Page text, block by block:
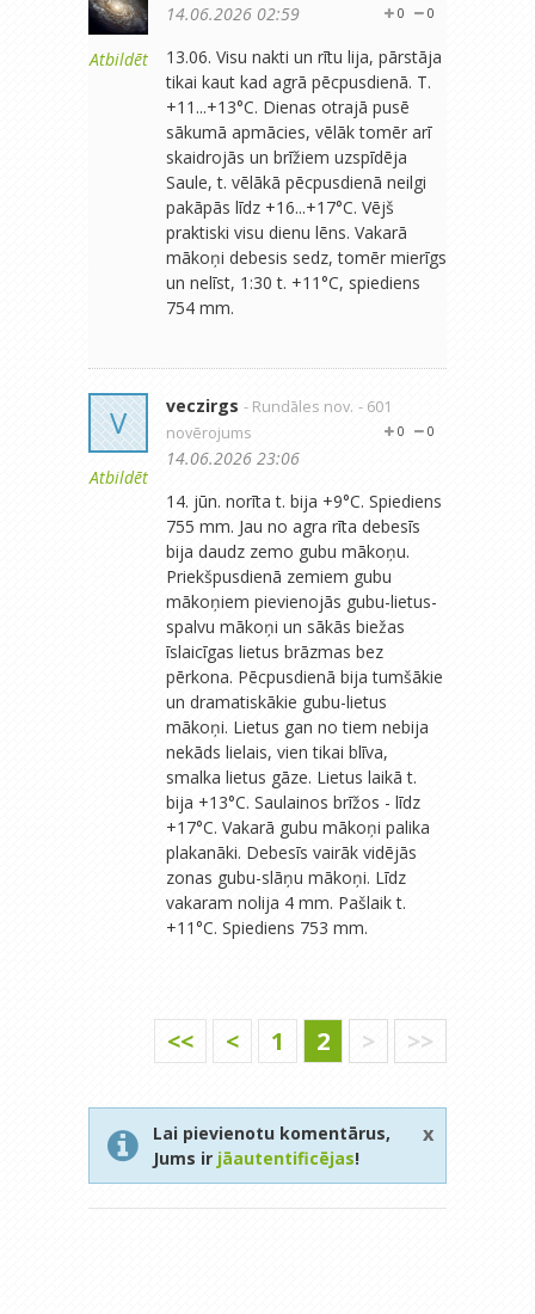
Atbildēt
0
0
14.06.2026 02:59
13.06. Visu nakti un rītu lija, pārstāja
tikai kaut kad agrā pēcpusdienā. T.
+11...+13°C. Dienas otrajā pusē
sākumā apmācies, vēlāk tomēr arī
skaidrojās un brīžiem uzspīdēja
Saule, t. vēlākā pēcpusdienā neilgi
pakāpās līdz +16...+17°C. Vējš
praktiski visu dienu lēns. Vakarā
mākoņi debesis sedz, tomēr mierīgs
un nelīst, 1:30 t. +11°C, spiediens
754 mm.
V
Atbildēt
veczirgs - Rundāles nov. - 601
novērojums
0
0
14.06.2026 23:06
14. jūn. norīta t. bija +9°C. Spiediens
755 mm. Jau no agra rīta debesīs
bija daudz zemo gubu mākoņu.
Priekšpusdienā zemiem gubu
mākoņiem pievienojās gubu-lietus-
spalvu mākoņi un sākās biežas
īslaicīgas lietus brāzmas bez
pērkona. Pēcpusdienā bija tumšākie
un dramatiskākie gubu-lietus
mākoņi. Lietus gan no tiem nebija
nekāds lielais, vien tikai blīva,
smalka lietus gāze. Lietus laikā t.
bija +13°C. Saulainos brīžos - līdz
+17°C. Vakarā gubu mākoņi palika
plakanāki. Debesīs vairāk vidējās
zonas gubu-slāņu mākoņi. Līdz
vakaram nolija 4 mm. Pašlaik t.
+11°C. Spiediens 753 mm.
<< < 1 2 > >>
Lai pievienotu komentārus,
Jums ir jāautentificējas!
x